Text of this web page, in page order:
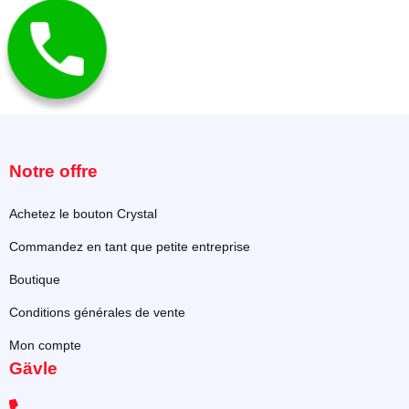
Notre offre
Achetez le bouton Crystal
Commandez en tant que petite entreprise
Boutique
Conditions générales de vente
Mon compte
Gävle